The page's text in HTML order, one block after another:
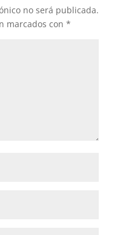
no será publicada.
marcados con *